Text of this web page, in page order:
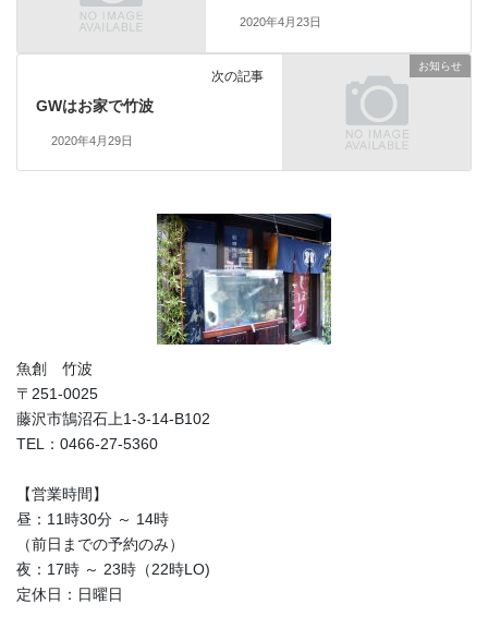
2020年4月23日
お知らせ
次の記事
GWはお家で竹波
2020年4月29日
魚創 竹波
〒251-0025
藤沢市鵠沼石上1-3-14-B102
TEL：0466-27-5360
【営業時間】
昼：11時30分 ～ 14時
（前日までの予約のみ）
夜：17時 ～ 23時（22時LO)
定休日：日曜日